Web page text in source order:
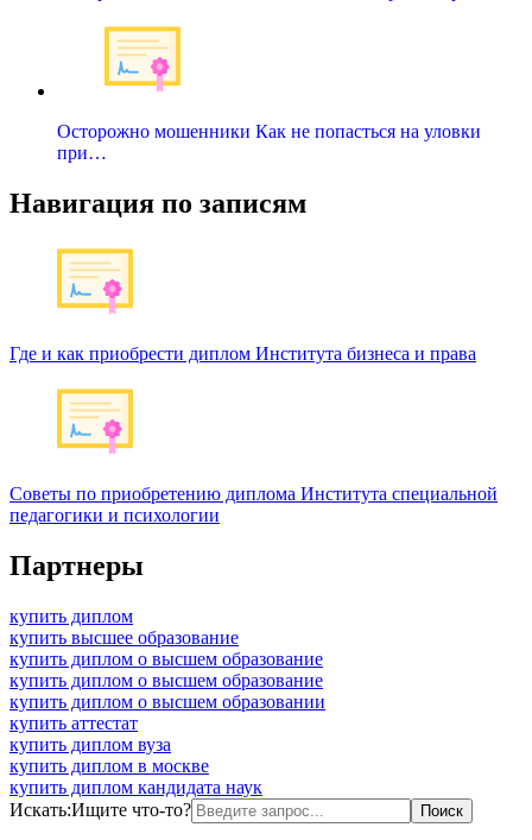
Осторожно мошенники Как не попасться на уловки
при…
Навигация по записям
Где и как приобрести диплом Института бизнеса и права
Советы по приобретению диплома Института специальной
педагогики и психологии
Партнеры
купить диплом
купить высшее образование
купить диплом о высшем образование
купить диплом о высшем образование
купить диплом о высшем образовании
купить аттестат
купить диплом вуза
купить диплом в москве
купить диплом кандидата наук
Искать:Ищите что-то?